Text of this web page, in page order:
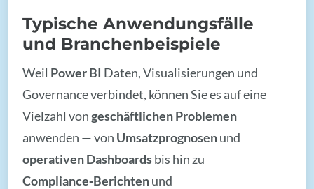
Typische Anwendungsfälle
und Branchenbeispiele
Weil Power BI Daten, Visualisierungen und
Governance verbindet, können Sie es auf eine
Vielzahl vongeschäftlichen Problemen
anwenden — von Umsatzprognosenund
operativen Dashboardsbis hin zu
Compliance‑Berichtenund